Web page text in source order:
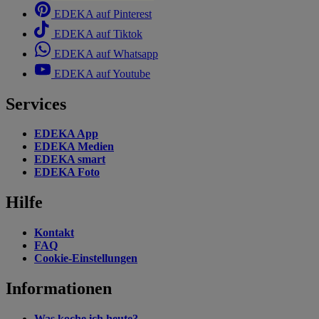
EDEKA auf Pinterest
EDEKA auf Tiktok
EDEKA auf Whatsapp
EDEKA auf Youtube
Services
EDEKA App
EDEKA Medien
EDEKA smart
EDEKA Foto
Hilfe
Kontakt
FAQ
Cookie-Einstellungen
Informationen